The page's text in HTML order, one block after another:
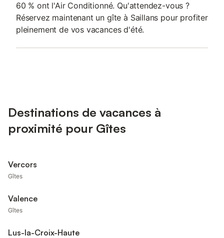
60 % ont l'Air Conditionné. Qu'attendez-vous ?
Réservez maintenant un gîte à Saillans pour profiter
pleinement de vos vacances d'été.
Destinations de vacances à
proximité pour Gîtes
Vercors
Gîtes
Valence
Gîtes
Lus-la-Croix-Haute